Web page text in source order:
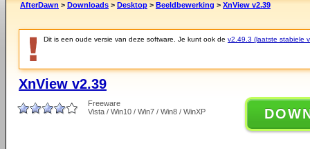
AfterDawn > Downloads > Desktop > Beeldbewerking > XnView v2.39
Dit is een oude versie van deze software. Je kunt ook de v2.49.3 (laatste stabiele
XnView v2.39
Freeware
Vista / Win10 / Win7 / Win8 / WinXP